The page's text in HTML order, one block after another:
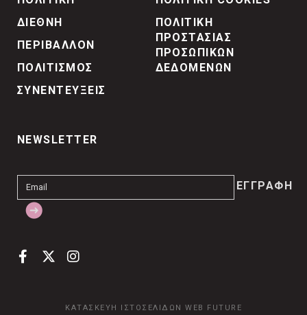
ΔΙΕΘΝΗ
ΠΕΡΙΒΑΛΛΟΝ
ΠΟΛΙΤΙΣΜΟΣ
ΣΥΝΕΝΤΕΥΞΕΙΣ
ΠΟΛΙΤΙΚΗ
ΠΡΟΣΤΑΣΙΑΣ
ΠΡΟΣΩΠΙΚΩΝ
ΔΕΔΟΜΕΝΩΝ
NEWSLETTER
ΚΑΤΑΣΚΕΥΗ ΙΣΤΟΣΕΛΙΔΩΝ WEB FUTURE